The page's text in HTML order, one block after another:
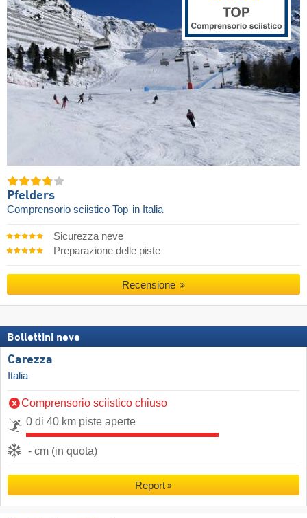
Pfelders
Comprensorio sciistico Top in Italia
Sicurezza neve
Preparazione delle piste
Recensione
Bollettini neve
Carezza
Italia
Comprensorio sciistico chiuso
0 di 40 km piste aperte
- cm (in quota)
Report